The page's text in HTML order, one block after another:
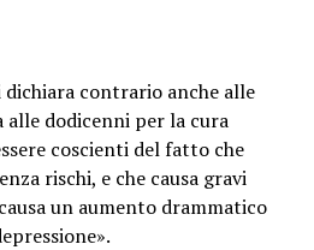
contrario anche alle
dodicenni per la cura
coscienti del fatto che
rischi, e che causa gravi
un aumento drammatico